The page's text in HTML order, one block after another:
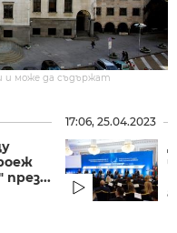
може да съдържат
17:06, 25.04.2023